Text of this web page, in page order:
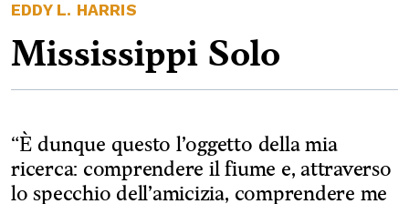
EDDY L. HARRIS
Mississippi Solo
“È dunque questo l’oggetto della mia
ricerca: comprendere il fiume e, attraverso
lo specchio dell’amicizia, comprendere me